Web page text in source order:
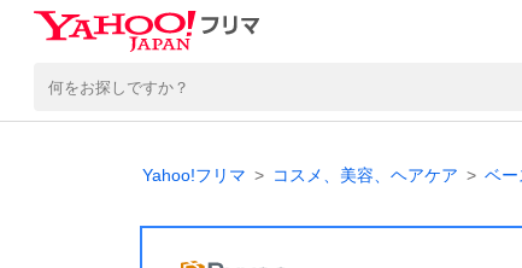
Yahoo!フリマ コスメ、美容、ヘアケア ベー